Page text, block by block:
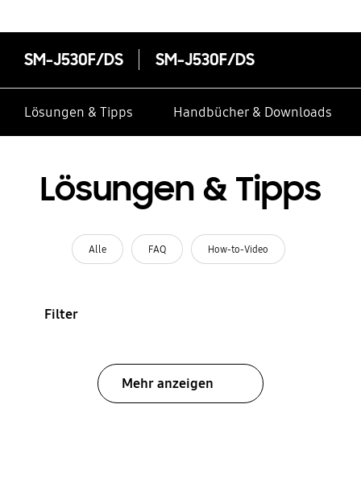
SM-J530F/DS SM-J530F/DS
Lösungen & Tipps Handbücher & Downloads
Lösungen & Tipps
Alle FAQ How-to-Video
Filter
Mehr anzeigen